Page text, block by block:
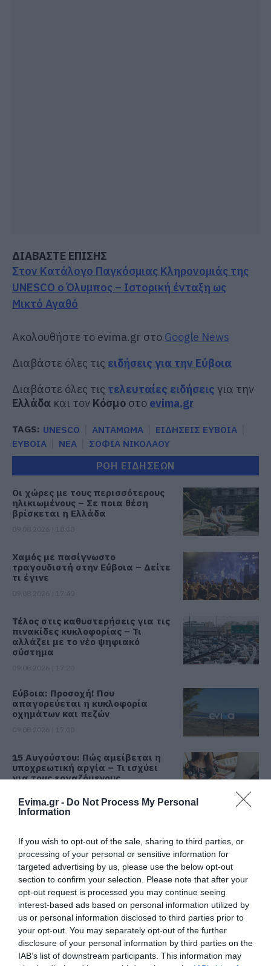
Evima.gr - Do Not Process My Personal
Information
If you wish to opt-out of the sale, sharing to third parties, or
processing of your personal or sensitive information for
targeted advertising by us, please use the below opt-out
section to confirm your selection. Please note that after your
opt-out request is processed you may continue seeing
interest-based ads based on personal information utilized by
us or personal information disclosed to third parties prior to
your opt-out. You may separately opt-out of the further
disclosure of your personal information by third parties on the
IAB’s list of downstream participants. This information may
ΔΙΑΒΑΣΤΕ ΕΠΙΣΗΣ
Στον Κατάλογο Παγκόσμιας Κληρονομιάς της
UNESCO ο Όλυμπος – Ιστορική ένταξη ως
Μικτό Αγαθό
Ακολουθήστε το evima.gr στο Google News
Διαβάστε όλες τις ειδήσεις για την Εύβοια
Διαβάστε όλες τις τελευταίες ειδήσεις για την
Ελλάδα και τον Κόσμο στο evima.gr
TAGS: UNESCO ΑΝΤΑΜΩΜΑ
ΕΙΔΗΣΕΙΣ ΕΥΒΟΙΑ
ΕΥΒΟΙΑ
ΝΕΑ ΣΟΦΙΑ ΝΙΚΟΛΑΟΥ
ΡΟΗ ΕΙΔΗΣΕΩΝ
Οι χώρες με τους περισσότερους
ηλικιωμένους – Σε ποια θέση
βρίσκεται η Ελλάδα
Χαμός με πασίγνωστο
τραγουδιστή στην Εύβοια – Δείτε
τι έγινε
Τέλος στις καθυστερήσεις για τις
πινακίδες κυκλοφορίας – Τι
αλλάζει με το νέο ψηφιακό
σύστημα
Εύβοια: Προσοχή! Που
απαγορεύεται η κυκλοφορία
οχημάτων και πεζών
15 Αυγούστου: Πώς αμείβεται η
υποχρεωτική αργία – Τι ισχύει
για τους εργαζόμενους
– «Κινδυνεύουμε να χάσουμε το
πλοίο!»
09.08.2026 | 16:20
Παραλία «διαμάντι»: Θυμίζει
Κουφονήσια και απέχει μόλις 1,5
ώρα από την Αθήνα
09.08.2026 | 16:00
Νέα τραγωδία σε παραλία της
Όλες οι τελευταίες ειδήσεις
ΠΕΡΙΣΣΟΤΕΡΑ ΑΠΟ ΕΙΔΗΣΕΙΣ ΕΥΒΟΙΑ